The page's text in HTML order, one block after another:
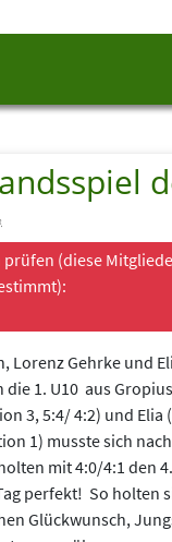
prüfen (diese
Lorenz Gehrke und
die 1. U10 aus
3, 5:4/ 4:2) und
1) musste sich
mit 4:0/4:1 den
perfekt! So holten
Glückwunsch,